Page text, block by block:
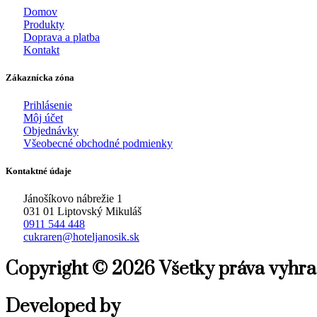
Domov
Produkty
Doprava a platba
Kontakt
Zákaznícka zóna
Prihlásenie
Môj účet
Objednávky
Všeobecné obchodné podmienky
Kontaktné údaje
Jánošíkovo nábrežie 1
031 01 Liptovský Mikuláš
0911 544 448
cukraren@hoteljanosik.sk
Copyright © 2026 Všetky práva
Developed by